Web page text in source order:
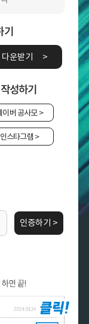
기
운받기
성하기
이버 공사모>
인스타그램 >
인증하기 >